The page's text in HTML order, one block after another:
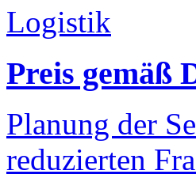
Logistik
Preis gemäß
Planung der
reduzierten